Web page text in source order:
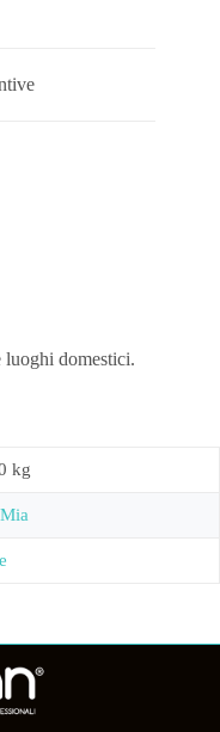
domestici.
kg